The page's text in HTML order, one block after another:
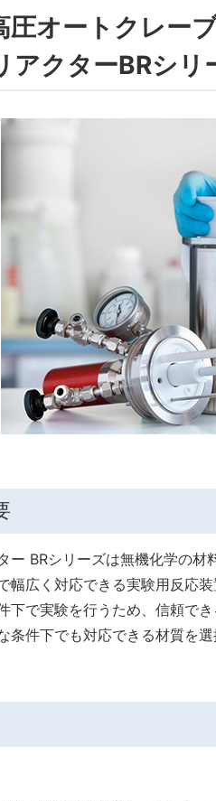
圧オートクレー
アクターBRシリ
ー BRシリーズは無機化学の
幅広く対応できる実験用反応
下で実験を行うため、信頼で
条件下でも対応できる材質を選